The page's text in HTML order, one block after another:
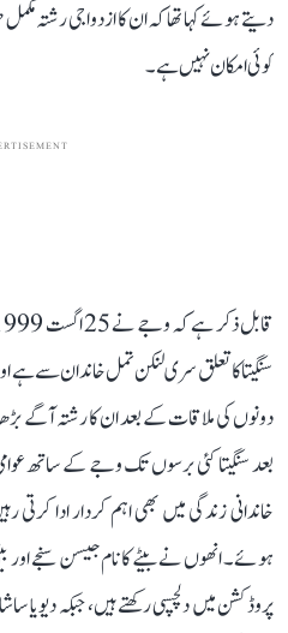
دیتے ہوئے کہا تھا کہ ان کا ازدواجی رشتہ
کوئی امکان نہیں ہے۔
سنگیتا کا تعلق سری لنکن تمل خاندان سے
دونوں کی ملاقات کے بعد ان کا رشتہ آگے
بعد سنگیتا کئی برسوں تک وجے کے ساتھ
ہوئے۔ انھوں نے بیٹے کا نام جیسن سنجے اور
پروڈکشن میں دلچسپی رکھتے ہیں، جبکہ دیویا